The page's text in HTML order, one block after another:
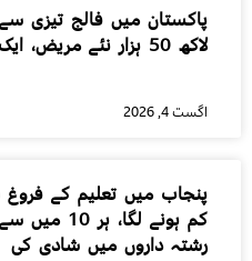
لاکھ 50 ہزار نئے مریض، ایک لاکھ اموات
اگست 4, 2026
پنجاب میں تعلیم کے
رشتہ داروں میں شادی کی